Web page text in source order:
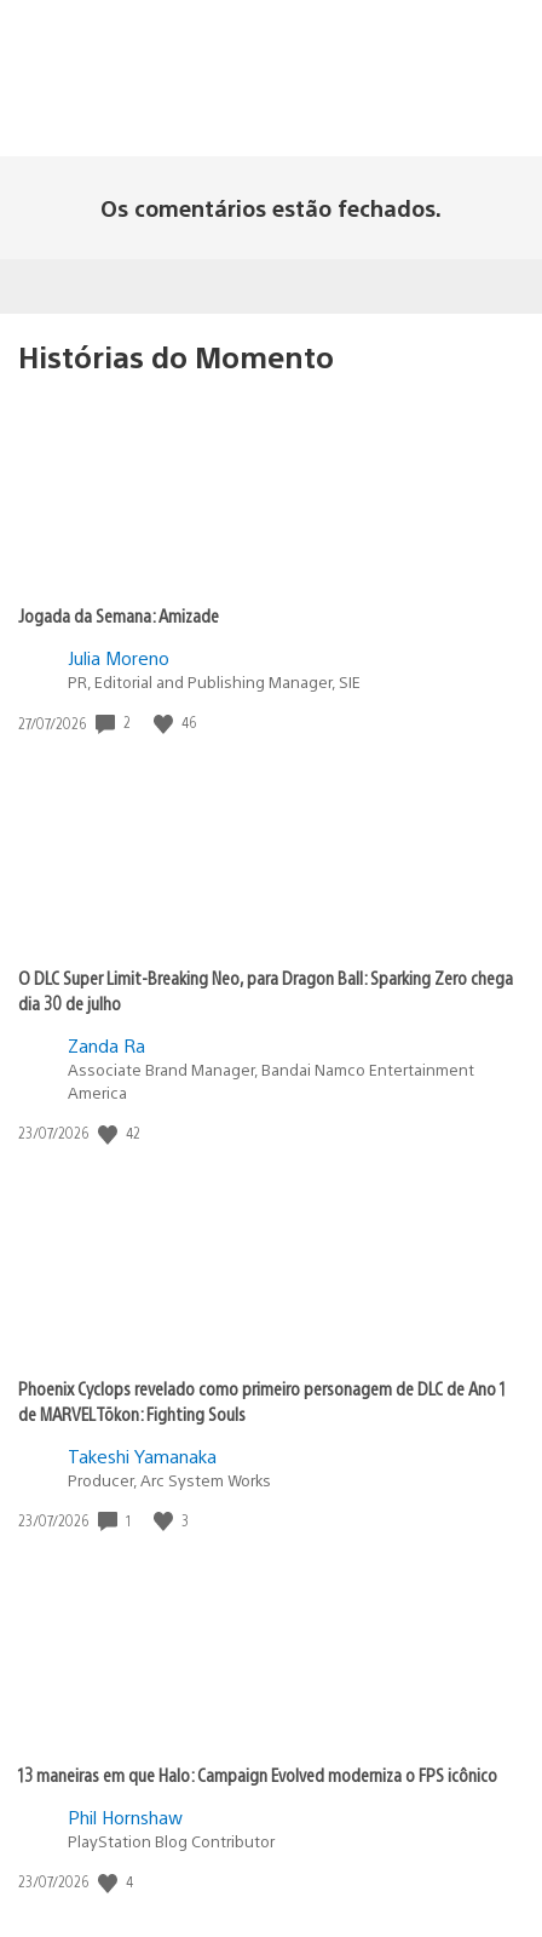
Os comentários estão fechados.
Histórias do Momento
Jogada da Semana: Amizade
Julia Moreno
PR, Editorial and Publishing Manager, SIE
Data
27/07/2026 2 46
O DLC Super Limit-Breaking Neo, para Dragon Ball: Sparking Zero chega
dia 30 de julho
Zanda Ra
Associate Brand Manager, Bandai Namco Entertainment
America
Data
23/07/2026 42
Phoenix Cyclops revelado como primeiro personagem de DLC de Ano 1
de MARVEL Tōkon: Fighting Souls
Takeshi Yamanaka
Producer, Arc System Works
Data
23/07/2026 1 3
13 maneiras em que Halo: Campaign Evolved moderniza o FPS icônico
Phil Hornshaw
PlayStation Blog Contributor
Data
23/07/2026 4